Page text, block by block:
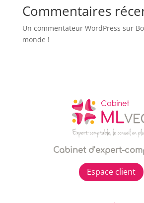
Commentaires
Un commentateur WordPress sur
monde !
Cabinet d’expert-
Espace client